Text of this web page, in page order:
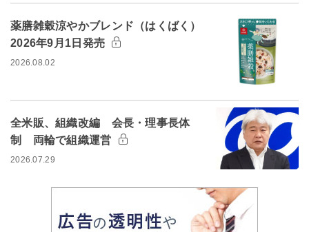
薬膳雑穀涼やかブレンド（はくばく）
2026年9月1日発売
2026.08.02
全米販、組織改編 会長・理事長体
制 両輪で組織運営
2026.07.29